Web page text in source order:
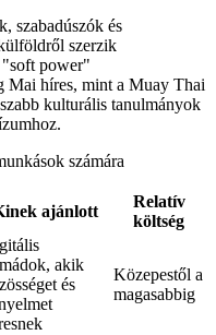
szabadúszók és
szerzik
"soft power"
Mai híres, mint a Muay Thai
kulturális tanulmányok
számára
ajánlott
Relatív
költség
akik
és
Közepestől a
magasabbig